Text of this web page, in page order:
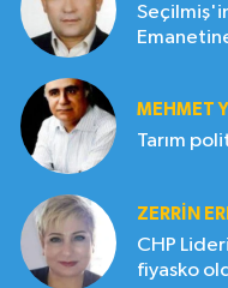
MEHMET
Tarım
ZERRIN
CHP
fiyasko